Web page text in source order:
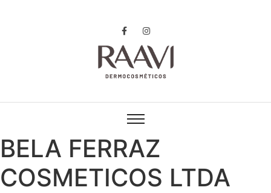
BELA FERRAZ
COSMETICOS LTDA